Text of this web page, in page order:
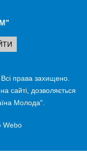
права захищено.
сайті, дозволяється
Молода".
Webo